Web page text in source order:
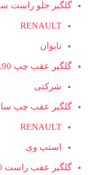
گلگیر جلو راست
RENAULT
تایوان
گلگیر عقب چپ L90
شرکتی
گلگیر عقب چپ
RENAULT
استپ وی
گلگیر عقب راست L90